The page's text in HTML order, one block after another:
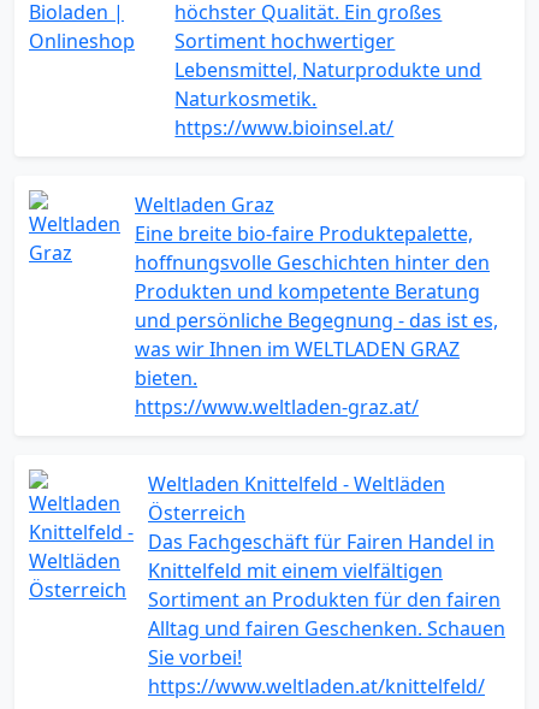
höchster Qualität. Ein großes
Sortiment hochwertiger
Lebensmittel, Naturprodukte und
Naturkosmetik.
https://www.bioinsel.at/
Weltladen Graz
Eine breite bio-faire Produktepalette,
hoffnungsvolle Geschichten hinter den
Produkten und kompetente Beratung
und persönliche Begegnung - das ist es,
was wir Ihnen im WELTLADEN GRAZ
bieten.
https://www.weltladen-graz.at/
Weltladen Knittelfeld - Weltläden
Österreich
Das Fachgeschäft für Fairen Handel in
Knittelfeld mit einem vielfältigen
Sortiment an Produkten für den fairen
Alltag und fairen Geschenken. Schauen
Sie vorbei!
https://www.weltladen.at/knittelfeld/